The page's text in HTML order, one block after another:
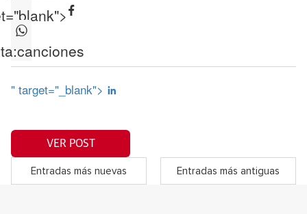
canciones
" target="_blank">
VER POST
Entradas más nuevas Entradas más antiguas